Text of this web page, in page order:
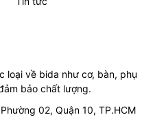
loại về bida như cơ, bàn, phụ
bảo chất lượng.
02, Quận 10, TP.HCM